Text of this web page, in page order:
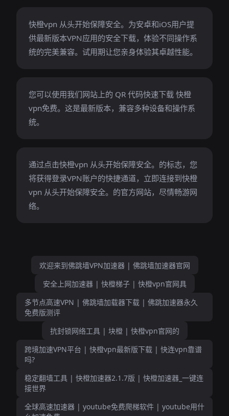
快橙vpn 从头开始保障安全。为安卓和iOS用户提
供最新版本VPN应用的安全下载，体验不同操作系
统的完美兼容。试用期让您亲身体验其卓越性能。
您可以使用我们网站上的 QR 代码快速下载 快橙
vpn免费。这是最新版本，兼容多种设备和操作系
统。
通过点击快橙vpn 从头开始保障安全。的标志，您
将获得登录VPN账户的快捷通道，立即连接到快橙
vpn 从头开始保障安全。的官方网站，尽情畅游网
络。
欢迎来到佛跳墙VPN加速器 | 佛跳墙加速器官网
安全上网加速器 | 快橙梯子 | 快橙vpn官网具
多节点高速VPN | 佛跳墙加载器下载 | 佛跳加速器永久
免费版测评
抗封锁网络工具 | 块橙 | 快橙vpn官网的
跨境加速VPN平台 | 快橙vpn最新版下载 | 快连vpn靠谱
吗?
稳定翻墙工具 | 快橙加速器2.1.7版 | 快橙加速器_一键连
接世界
全球高速加速器 | youtube免费爬梯软件 | youtube用什